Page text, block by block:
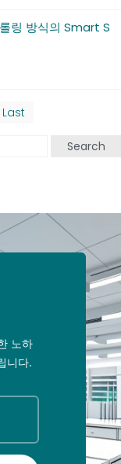
링 방식의 Smart S
Last
Search
노하
니다.